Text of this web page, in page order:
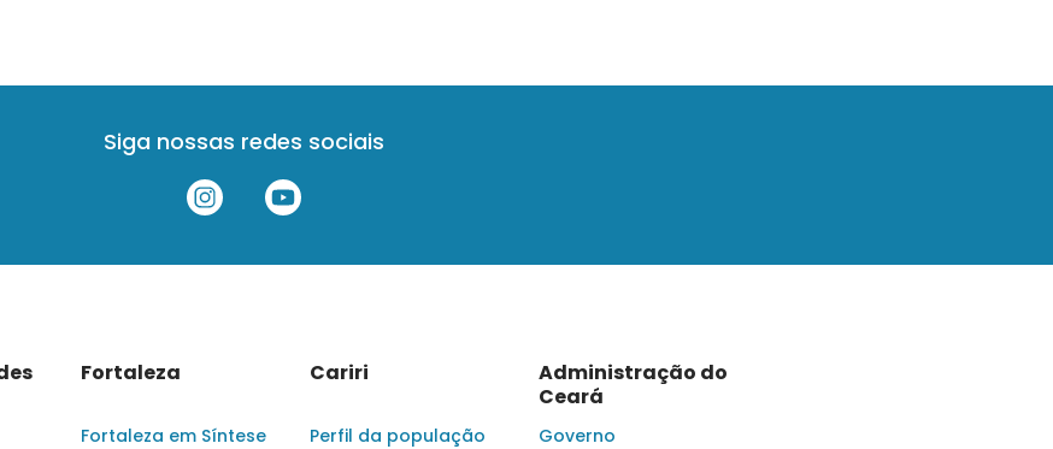
Siga nossas redes sociais
Fortaleza
Fortaleza em Síntese
Cariri
Perfil da população
Administração do
Ceará
Governo